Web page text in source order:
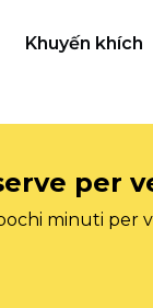
Khuyến khích
per
minuti per